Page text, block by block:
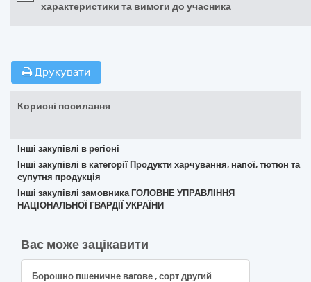
характеристики та вимоги до учасника
Друкувати
Корисні посилання
Інші закупівлі в регіоні
Інші закупівлі в категорії Продукти харчування, напої, тютюн та
супутня продукція
Інші закупівлі замовника ГОЛОВНЕ УПРАВЛІННЯ
НАЦІОНАЛЬНОЇ ГВАРДІЇ УКРАЇНИ
Вас може зацікавити
Борошно пшеничне вагове , сорт другий